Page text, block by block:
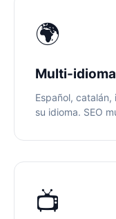
🌍
Multi-idioma
Español, catalán,
su idioma. SEO
📺